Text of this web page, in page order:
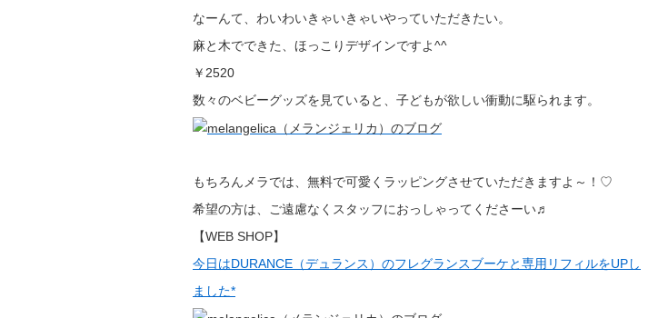
なーんて、わいわいきゃいきゃいやっていただきたい。
麻と木でできた、ほっこりデザインですよ^^
￥2520
数々のベビーグッズを見ていると、子どもが欲しい衝動に駆られます。
もちろんメラでは、無料で可愛くラッピングさせていただきますよ～！♡
希望の方は、ご遠慮なくスタッフにおっしゃってくださーい♬
【WEB SHOP】
今日はDURANCE（デュランス）のフレグランスブーケと専用リフィルをUPし
ました*